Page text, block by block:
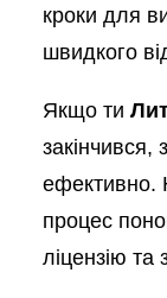
кроки для
швидкого
Якщо ти
закінчився,
процес
ліцензію та